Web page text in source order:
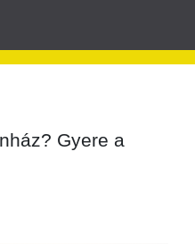
Gyere a